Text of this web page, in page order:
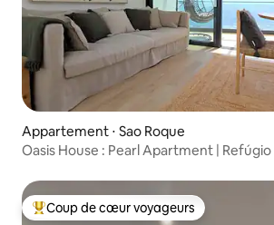
Appartement ⋅ Sao Roque
Oasis House : Pearl Apartment |
Coups de cœur voyageurs les plus
Coup de cœur voyageurs